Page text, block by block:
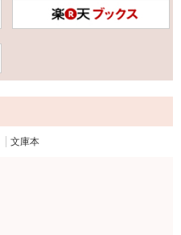
文庫本